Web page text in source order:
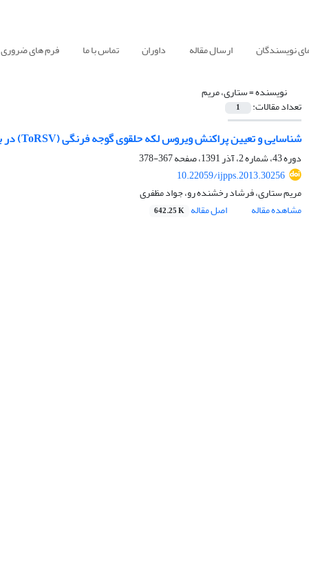
نویسندگان ارسال مقاله داوران تماس با ما فرم های ضروری
نویسنده =ستاری، مریم
تعداد مقالات: 1
شناسایی و تعیین پراکنش ویروس لکه حلقوی گوجه فرنگی (ToRSV) در باغ های درختان میوه هسته دار استان های گلستان و فارس
دوره 43، شماره 2، آذر 1391، صفحه
367-378
10.22059/ijpps.2013.30256
مریم ستاری، فرشاد رخشنده رو، جواد مظفری
مشاهده مقاله
اصل مقاله 642.25 K